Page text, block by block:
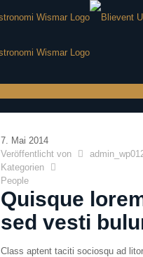
7. Mai 2014
Veröffentlicht von
Kategorien
People
Quisque
sed vesti
Class aptent taciti sociosqu ad